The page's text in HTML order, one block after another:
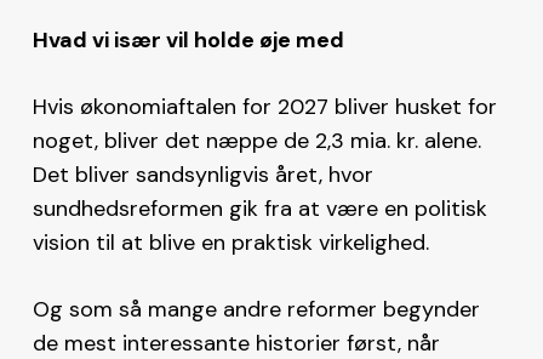
Hvad vi især vil holde øje med
Hvis økonomiaftalen for 2027 bliver husket for
noget, bliver det næppe de 2,3 mia. kr. alene.
Det bliver sandsynligvis året, hvor
sundhedsreformen gik fra at være en politisk
vision til at blive en praktisk virkelighed.
Og som så mange andre reformer begynder
de mest interessante historier først, når